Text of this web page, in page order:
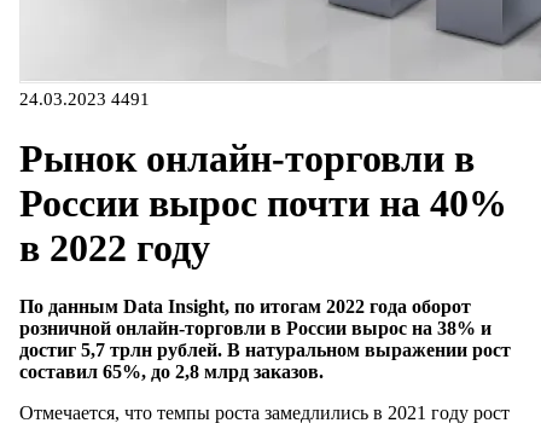
24.03.2023 4491
Рынок онлайн-торговли в
России вырос почти на 40%
в 2022 году
По данным Data Insight, по итогам 2022 года оборот
розничной онлайн-торговли в России вырос на 38% и
достиг 5,7 трлн рублей. В натуральном выражении рост
составил 65%, до 2,8 млрд заказов.
Отмечается, что темпы роста замедлились в 2021 году рост